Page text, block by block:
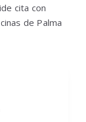
cita con
de Palma